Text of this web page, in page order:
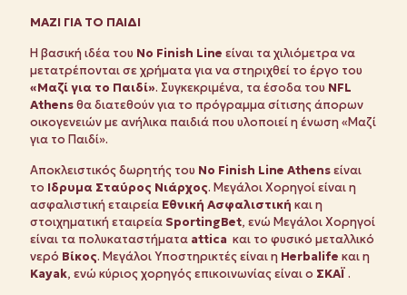
MΑΖΙ ΓΙΑ ΤΟ ΠΑΙΔΙ
Η βασική ιδέα του No Finish Line είναι τα χιλιόμετρα να
μετατρέπονται σε χρήματα για να στηριχθεί το έργο του
«Μαζί για το Παιδί». Συγκεκριμένα, τα έσοδα του NFL
Athensθα διατεθούν για το πρόγραμμα σίτισης άπορων
οικογενειών με ανήλικα παιδιά που υλοποιεί η ένωση «Μαζί
για το Παιδί».
Αποκλειστικός δωρητής του No Finish Line Athensείναι
το Ιδρυμα Σταύρος Νιάρχος. Μεγάλοι Χορηγοί είναι η
ασφαλιστική εταιρεία Eθνική Ασφαλιστική και η
στοιχηματική εταιρείαSportingBet, ενώ Μεγάλοι Xορηγοί
είναι τα πολυκαταστήματα attica και το φυσικό μεταλλικό
νερό Βίκος. Μεγάλοι Υποστηρικτές είναι η Herbalife και η
Κayak, ενώ κύριος χορηγός επικοινωνίας είναι ο ΣΚΑΪ.